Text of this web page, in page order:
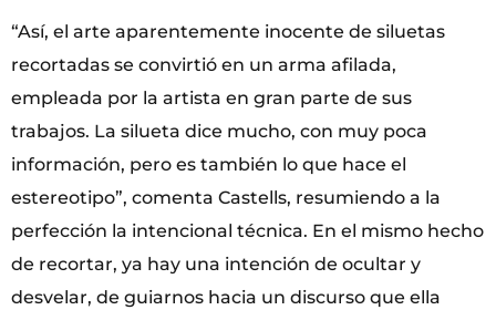
“Así, el arte aparentemente inocente de siluetas
recortadas se convirtió en un arma afilada,
empleada por la artista en gran parte de sus
trabajos. La silueta dice mucho, con muy poca
información, pero es también lo que hace el
estereotipo”, comenta Castells, resumiendo a la
perfección la intencional técnica. En el mismo hecho
de recortar, ya hay una intención de ocultar y
desvelar, de guiarnos hacia un discurso que ella